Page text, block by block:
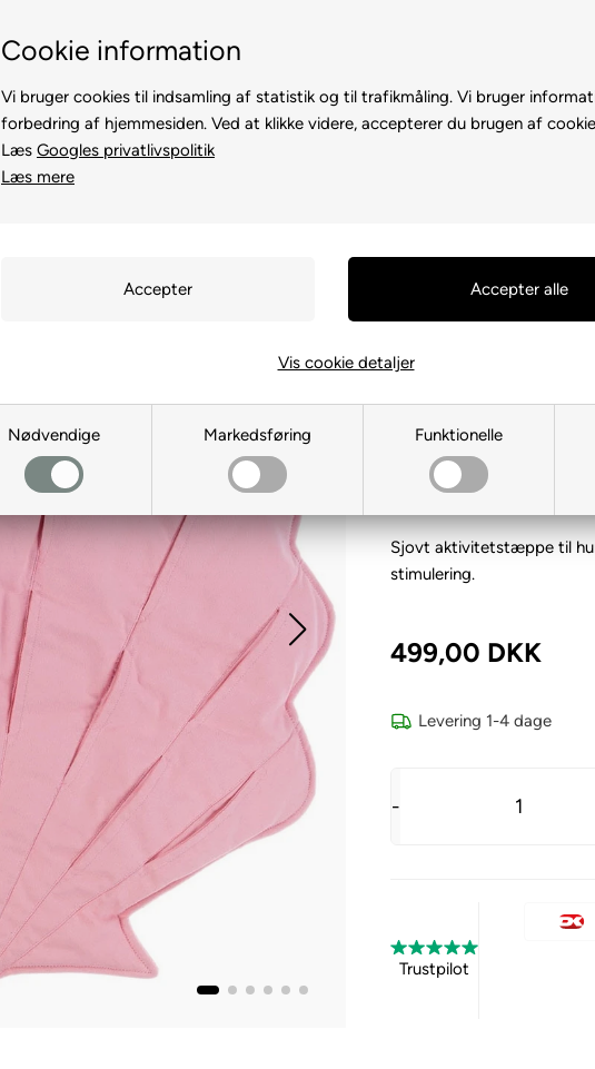
Cookie information
Vi bruger cookies til indsamling af statistik og til trafikmåling. Vi bruger
forbedring af hjemmesiden. Ved at klikke videre, accepterer du brugen af
Læs Googles privatlivspolitik
Læs mere
Nødvendige Markedsføring Funktionelle
Vis cookie detaljer
TIL HUND/
Paikka
Designet
Sjovt aktivitetstæppe til
stimulering.
499,00 DKK
Levering 1-4 dage
-
Trustpilot